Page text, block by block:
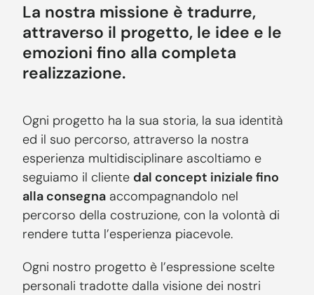
La nostra missione è tradurre,
attraverso il progetto, le idee e le
emozioni fino alla completa
realizzazione.
Ogni progetto ha la sua storia, la sua identità
ed il suo percorso, attraverso la nostra
esperienza multidisciplinare ascoltiamo e
seguiamo il cliente dal concept iniziale fino
alla consegna accompagnandolo nel
percorso della costruzione, con la volontà di
rendere tutta l’esperienza piacevole.
Ogni nostro progetto è l’espressione scelte
personali tradotte dalla visione dei nostri